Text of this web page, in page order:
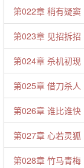
第022章 稍有疑窦
第023章 见招拆招
第024章 杀机初现
第025章 借刀杀人
第026章 谁比谁快
第027章 心若灵狐
第028章 竹马青梅